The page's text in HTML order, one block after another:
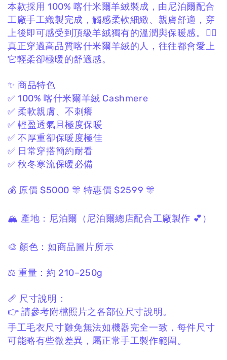
本款採用 100% 喀什米爾羊絨製成， 由尼泊爾配合
工廠手工織製完成，觸感柔軟細緻、親膚舒適， 穿
上後即可感受到頂級羊絨獨有的溫潤與保暖感。❤️‍🔥
真正穿過高品質喀什米爾羊絨的人， 往往都會愛上
它輕柔卻極暖的舒適感。
✨ 商品特色
✅ 100% 喀什米爾羊絨 Cashmere
✅ 柔軟親膚、不刺癢
✅ 輕盈透氣且極度保暖
✅ 不厚重卻保暖度極佳
✅ 日常穿搭簡約耐看
✅ 秋冬寒流保暖必備
💰 原價 $5000 🎊 特惠價 $2599 🎊
🏔 產地： 尼泊爾 （尼泊爾總店配合工廠製作 💕）
🎨 顏色： 如商品圖片所示
⚖️ 重量： 約 210–250g
📏 尺寸說明：
👉 請參考附檔照片之各部位尺寸說明。
手工毛衣尺寸難免無法如機器完全一致， 每件尺寸
可能略有些微差異， 屬正常手工製作範圍。